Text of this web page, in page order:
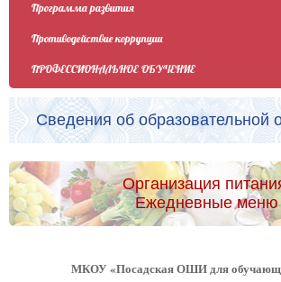
Программа развития
Противодействие коррупции
ПРОФЕССИОНАЛЬНОЕ ОБУЧЕНИЕ
Сведения об образовательной
Организация
Ежедневные меню
МКОУ «Посадская ОШИ для